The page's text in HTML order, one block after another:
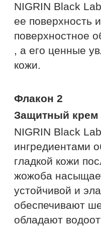
NIGRIN Black
ее поверхность
поверхностное
, а его ценные
кожи.
Флакон 2
Защитный крем
NIGRIN Black
ингредиентами
гладкой кожи
жожоба
устойчивой и
обеспечивают
обладают